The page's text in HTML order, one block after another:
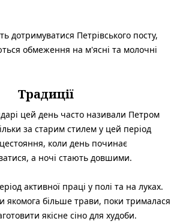
дотримуватися Петрівського посту,
обмеження на м'ясні та молочні
Традиції
цей день часто називали Петром
за старим стилем у цей період
коли день починає
а ночі стають довшими.
активної праці у полі та на луках.
якомога більше трави, поки трималася
якісне сіно для худоби.